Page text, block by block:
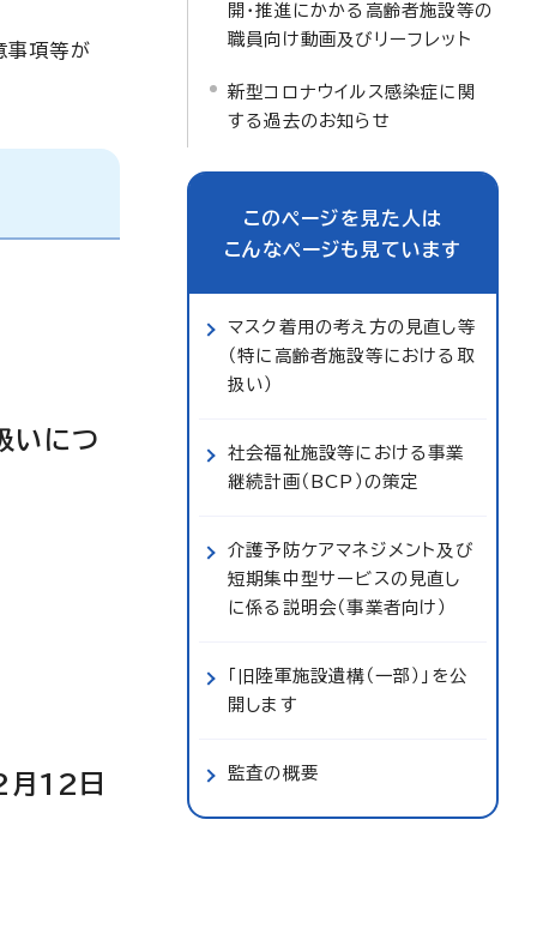
事項等が
いにつ
月12日
開・推進にかかる高齢者施設等の
職員向け動画及びリーフレット
新型コロナウイルス感染症に関
する過去のお知らせ
このページを見た人は
こんなページも見ています
マスク着用の考え方の見直し等
（特に高齢者施設等における取
扱い）
社会福祉施設等における事業
継続計画（BCP）の策定
介護予防ケアマネジメント及び
短期集中型サービスの見直し
に係る説明会（事業者向け）
「旧陸軍施設遺構（一部）」を公
開します
監査の概要